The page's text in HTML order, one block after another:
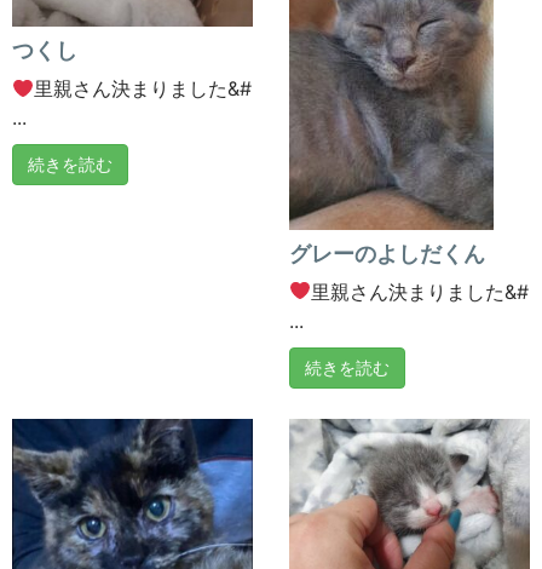
つくし
里親さん決まりました&#
...
続きを読む
グレーのよしだくん
里親さん決まりました&#
...
続きを読む